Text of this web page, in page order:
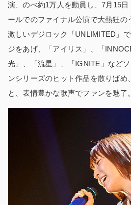
演、のべ約1万人を動員し、7月15
ールでのファイナル公演で大熱狂の
激しいデジロック「UNLIMITED」
ジをあげ、「アイリス」、「
光」、「流星」、「IGNITE」など
ンシリーズのヒット作品を散りばめ
と、表情豊かな歌声でファンを魅了。